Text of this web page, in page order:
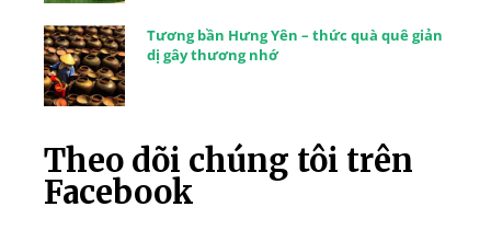
Tương bần Hưng Yên – thức quà quê giản
dị gây thương nhớ
Theo dõi chúng tôi trên
Facebook